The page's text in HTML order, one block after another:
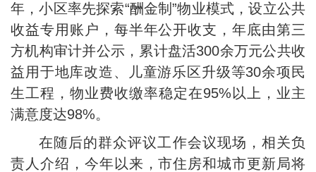
年，小区率先探索“酬金制”物业模式，设立公共
收益专用账户，每半年公开收支，年底由第三
方机构审计并公示，累计盘活300余万元公共收
益用于地库改造、儿童游乐区升级等30余项民
生工程，物业费收缴率稳定在95%以上，业主
满意度达98%。
在随后的群众评议工作会议现场，相关负
责人介绍，今年以来，市住房和城市更新局将